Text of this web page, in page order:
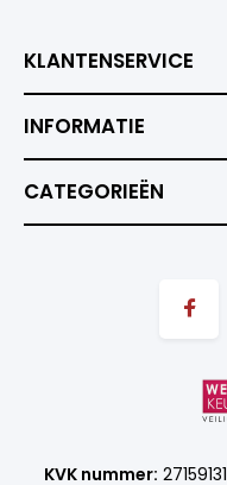
KLANTENSERVICE
INFORMATIE
CATEGORIEËN
KVK nummer: 27159131